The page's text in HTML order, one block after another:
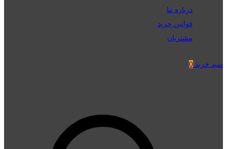
درباره ما
قوانین خرید
مشتریان
سبد خرید 0